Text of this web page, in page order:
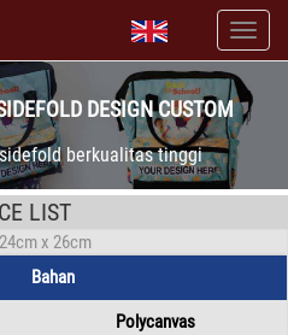
DESIGN CUSTOM
berkualitas tinggi
LIST
x 26cm
Bahan
Polycanvas